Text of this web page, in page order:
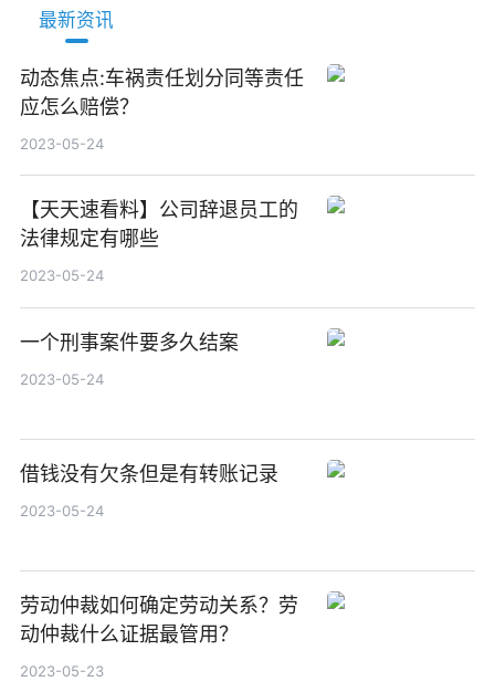
最新资讯
动态焦点:车祸责任划分同等责任
应怎么赔偿？
2023-05-24
【天天速看料】公司辞退员工的
法律规定有哪些
2023-05-24
一个刑事案件要多久结案
2023-05-24
借钱没有欠条但是有转账记录
2023-05-24
劳动仲裁如何确定劳动关系？劳
动仲裁什么证据最管用？
2023-05-23